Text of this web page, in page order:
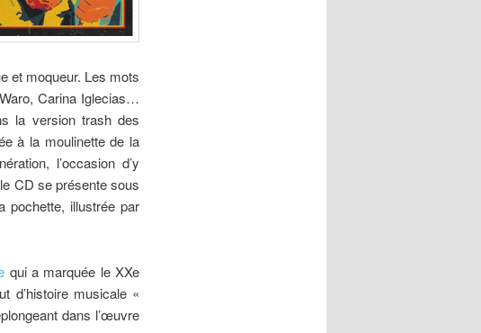
et moqueur. Les mots
Carina Iglecias…
la version trash des
à la moulinette de la
l’occasion d’y
CD se présente sous
pochette, illustrée par
qui a marquée le XXe
d’histoire musicale «
dans l’œuvre